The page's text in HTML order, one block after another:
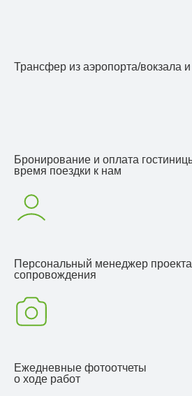
Трансфер из аэропорта/вокзала
Бронирование и оплата
время поездки к нам
Персональный менеджер
сопровождения
Ежедневные фотоотчеты
о ходе работ